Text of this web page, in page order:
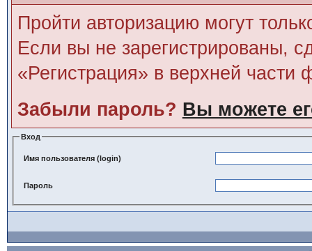
Пройти авторизацию могут
Если вы не зарегистрированы,
«Регистрация» в верхней части
Забыли пароль? Вы можете
Вход
Имя пользователя (login)
Пароль